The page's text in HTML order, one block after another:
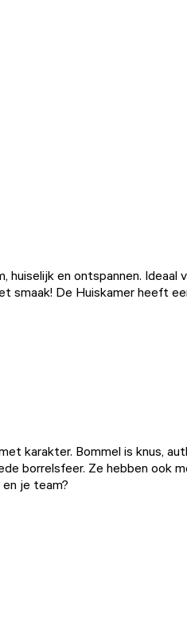
huiselijk en ontspannen. Ideaal
smaak! De Huiskamer heeft
karakter. Bommelis knus,
borrelsfeer. Ze hebben ook
en je team?